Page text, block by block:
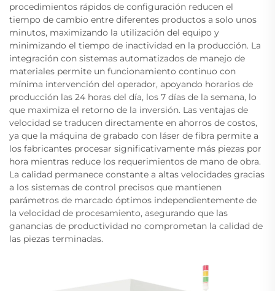
procedimientos rápidos de configuración reducen el
tiempo de cambio entre diferentes productos a solo unos
minutos, maximizando la utilización del equipo y
minimizando el tiempo de inactividad en la producción. La
integración con sistemas automatizados de manejo de
materiales permite un funcionamiento continuo con
mínima intervención del operador, apoyando horarios de
producción las 24 horas del día, los 7 días de la semana, lo
que maximiza el retorno de la inversión. Las ventajas de
velocidad se traducen directamente en ahorros de costos,
ya que la máquina de grabado con láser de fibra permite a
los fabricantes procesar significativamente más piezas por
hora mientras reduce los requerimientos de mano de obra.
La calidad permanece constante a altas velocidades gracias
a los sistemas de control precisos que mantienen
parámetros de marcado óptimos independientemente de
la velocidad de procesamiento, asegurando que las
ganancias de productividad no comprometan la calidad de
las piezas terminadas.